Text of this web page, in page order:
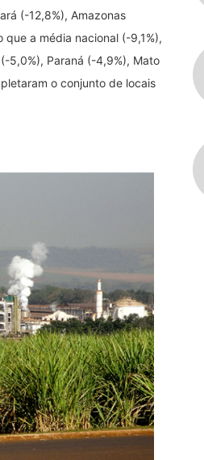
(-12,8%), Amazonas
a média nacional (-9,1%),
5,0%), Paraná (-4,9%), Mato
o conjunto de locais